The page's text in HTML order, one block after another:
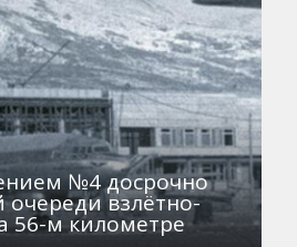
№4 досрочно
очереди взлётно-
56-м километре